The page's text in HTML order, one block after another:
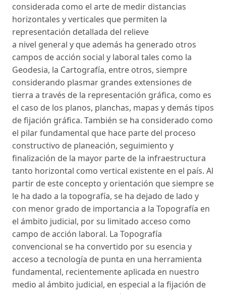
considerada como el arte de medir distancias
horizontales y verticales que permiten la
representación detallada del relieve
a nivel general y que además ha generado otros
campos de acción social y laboral tales como la
Geodesia, la Cartografía, entre otros, siempre
considerando plasmar grandes extensiones de
tierra a través de la representación gráfica, como es
el caso de los planos, planchas, mapas y demás tipos
de fijación gráfica. También se ha considerado como
el pilar fundamental que hace parte del proceso
constructivo de planeación, seguimiento y
finalización de la mayor parte de la infraestructura
tanto horizontal como vertical existente en el país. Al
partir de este concepto y orientación que siempre se
le ha dado a la topografía, se ha dejado de lado y
con menor grado de importancia a la Topografía en
el ámbito judicial, por su limitado acceso como
campo de acción laboral. La Topografía
convencional se ha convertido por su esencia y
acceso a tecnología de punta en una herramienta
fundamental, recientemente aplicada en nuestro
medio al ámbito judicial, en especial a la fijación de